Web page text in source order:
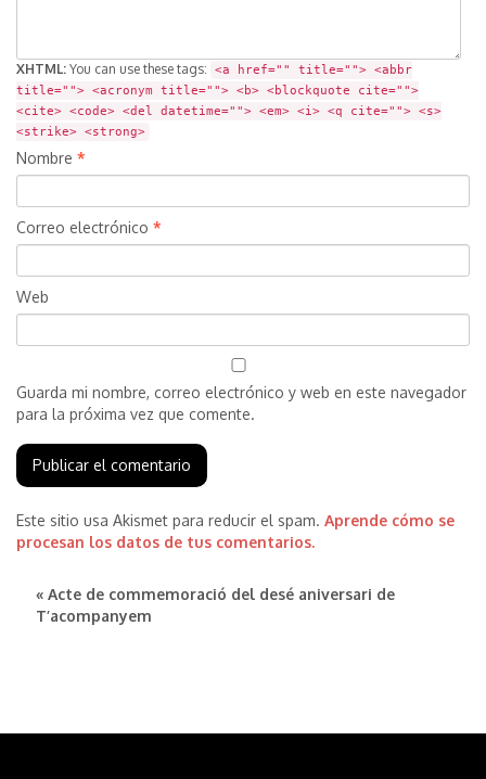
XHTML: You can use these tags:
<a href="" title=""> <abbr
title=""> <acronym title=""> <b> <blockquote cite="">
<cite> <code> <del datetime=""> <em> <i> <q cite=""> <s>
<strike> <strong>
Nombre *
Correo electrónico *
Web
Guarda mi nombre, correo electrónico y web en este navegador
para la próxima vez que comente.
Este sitio usa Akismet para reducir el spam. Aprende cómo se
procesan los datos de tus comentarios.
« Acte de commemoració del desé aniversari de
T’acompanyem